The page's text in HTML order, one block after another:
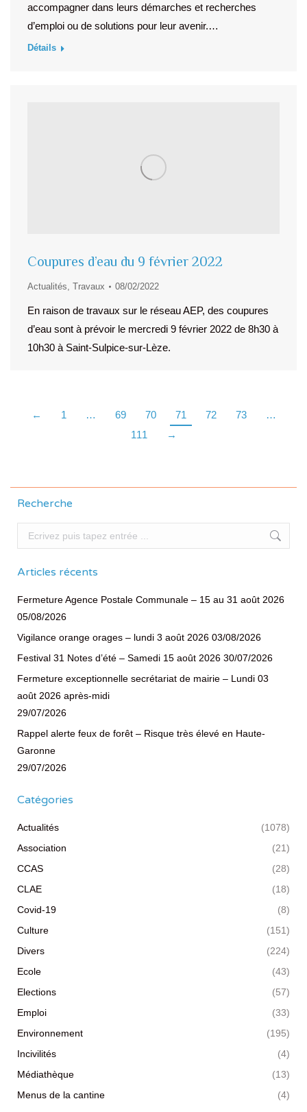
accompagner dans leurs démarches et recherches
d’emploi ou de solutions pour leur avenir.…
Détails
Coupures d’eau du 9 février 2022
Actualités, Travaux 08/02/2022
En raison de travaux sur le réseau AEP, des coupures
d’eau sont à prévoir le mercredi 9 février 2022 de 8h30 à
10h30 à Saint-Sulpice-sur-Lèze.
← 1 … 69 70 71 72 73
…
111
→
Recherche
Recherche
Articles récents
Fermeture Agence Postale Communale – 15 au 31 août 2026
05/08/2026
Vigilance orange orages – lundi 3 août 2026 03/08/2026
Festival 31 Notes d’été – Samedi 15 août 2026 30/07/2026
Fermeture exceptionnelle secrétariat de mairie – Lundi 03
août 2026 après-midi
29/07/2026
Rappel alerte feux de forêt – Risque très élevé en Haute-
Garonne
29/07/2026
Catégories
Actualités
(1078)
Association
(21)
CCAS
(28)
CLAE
(18)
Covid-19
(8)
Culture
(151)
Divers
(224)
Ecole
(43)
Elections
(57)
Emploi
(33)
Environnement
(195)
Incivilités
(4)
Médiathèque
(13)
Menus de la cantine
(4)